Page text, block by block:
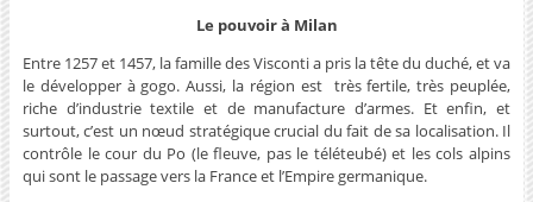
Le pouvoir à Milan
Entre 1257 et 1457, la famille des Visconti a pris la tête du duché, et va
le développer à gogo. Aussi, la région est très fertile, très peuplée,
riche d’industrie textile et de manufacture d’armes. Et enfin, et
surtout, c’est un nœud stratégique crucial du fait de sa localisation. Il
contrôle le cour du Po (le fleuve, pas le téléteubé) et les cols alpins
qui sont le passage vers la France et l’Empire germanique.